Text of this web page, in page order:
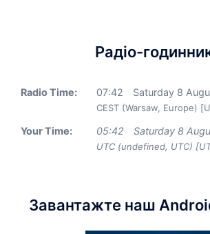
Радіо-
Radio Time: 07:42 Saturday 8
CEST (Warsaw, Europe)
Your Time: 05:42 Saturday 8
UTC (undefined, UTC)
Завантажте наш